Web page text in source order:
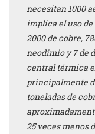
necesitan 1000
implica el uso de
2000 de cobre,
neodimio y 7 de
central térmica
principalmente
toneladas de
25 veces menos